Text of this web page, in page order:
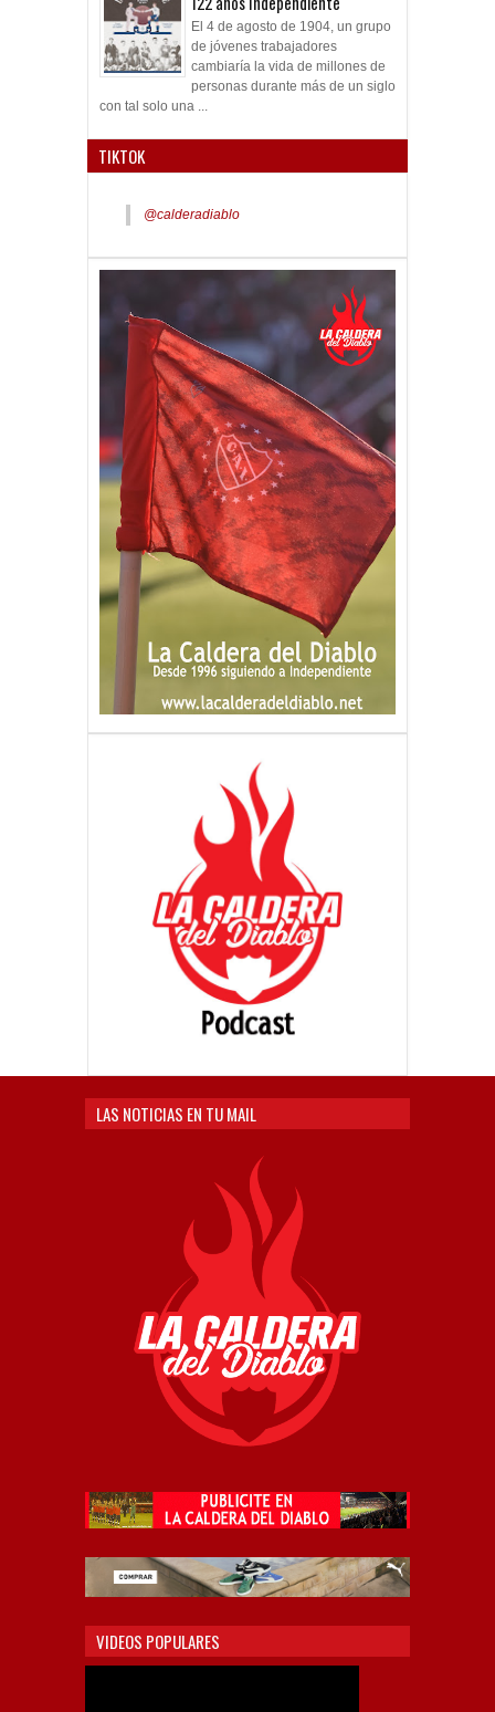
El 4 de agosto de 1904, un grupo
de jóvenes trabajadores
cambiaría la vida de millones de
personas durante más de un siglo
con tal solo una ...
TIKTOK
@calderadiablo
LAS NOTICIAS EN TU MAIL
VIDEOS POPULARES